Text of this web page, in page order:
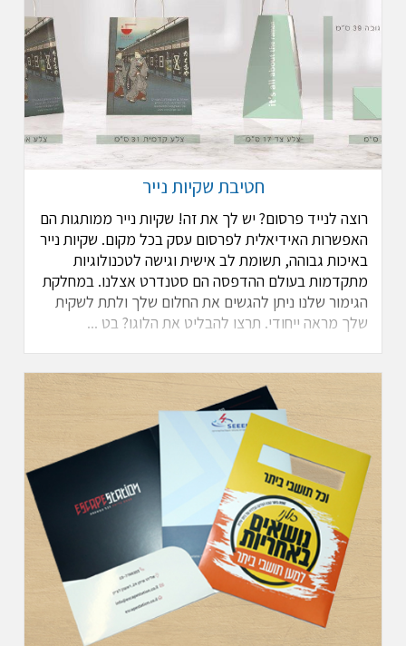
חטיבת שקיות נייר
רוצה לנייד פרסום? יש לך את זה! שקיות נייר ממותגות הם
האפשרות האידיאלית לפרסום עסק בכל מקום. שקיות נייר
באיכות גבוהה, תשומת לב אישית וגישה לטכנולוגיות
מתקדמות בעולם ההדפסה הם סטנדרט אצלנו. במחלקת
הגימור שלנו ניתן להגשים את החלום שלך ולתת לשקית
שלך מראה ייחודי. תרצו להבליט את הלוגו? בט ...